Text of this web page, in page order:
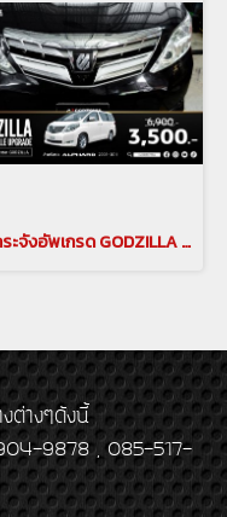
หน้ากระจังอัพเกรด GODZILLA FRONT GRILLE UPGRADE ตะแกรงหน้าอัลพาร์ด หน้ากระจังอัลพาร์ด กระจังหน้าอัลพาร์ด alphard front grille สำหรับรถยนต์ ALPHARD 20 รุ่นปี 2008-2011
ต่างๆดังนี้
9878 , 085-517-